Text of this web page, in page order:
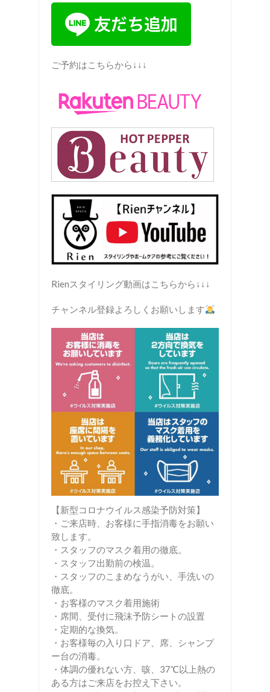
ご予約はこちらから↓↓↓
Rienスタイリング動画はこちらから↓↓↓
チャンネル登録よろしくお願いします
【新型コロナウイルス感染予防対策】
・ご来店時、お客様に手指消毒をお願い
致します。
・スタッフのマスク着用の徹底。
・スタッフ出勤前の検温。
・スタッフのこまめなうがい、手洗いの
徹底。
・お客様のマスク着用施術
・席間、受付に飛沫予防シートの設置
・定期的な換気。
・お客様毎の入り口ドア、席、シャンプ
ー台の消毒。
・体調の優れない方、咳、37℃以上熱の
ある方はご来店をお控え下さい。